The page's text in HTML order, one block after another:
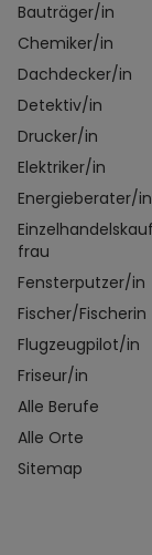
Bauträger/in
Chemiker/in
Dachdecker/in
Detektiv/in
Drucker/in
Elektriker/in
Energieberater/in
frau
Fensterputzer/in
Fischer/Fischerin
Flugzeugpilot/in
Friseur/in
Alle Berufe
Alle Orte
Sitemap